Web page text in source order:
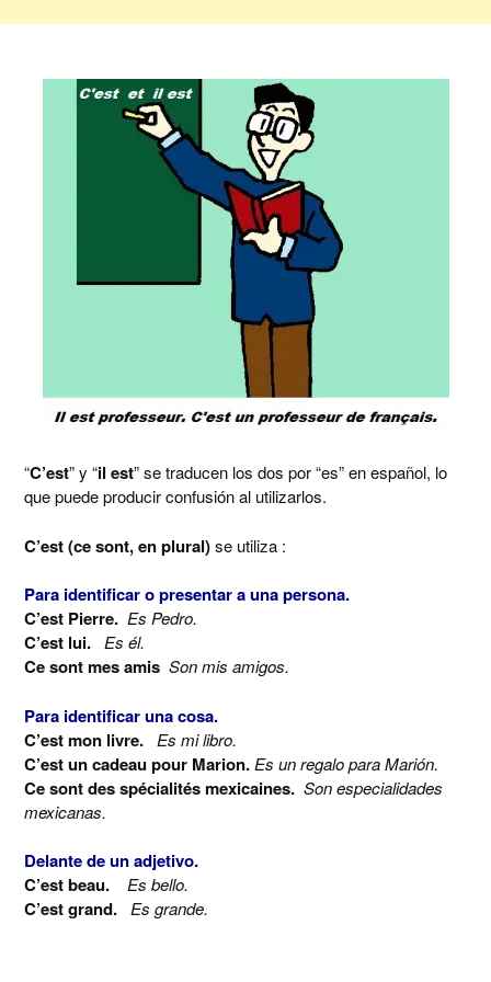
“C’est” y “il est” se traducen los dos por “es” en español, lo
que puede producir confusión al utilizarlos.
C’est (ce sont, en plural)se utiliza :
Para identificar o presentar a una persona.
C’est Pierre. Es Pedro.
C’est lui. Es él.
Ce sont mes amis Son mis amigos.
Para identificar una cosa.
C’est mon livre. Es mi libro.
C’est un cadeau pour Marion. Es un regalo para Marión.
Ce sont des spécialités mexicaines. Son especialidades
mexicanas.
Delante de un adjetivo.
C’est beau. Es bello.
C’est grand. Es grande.